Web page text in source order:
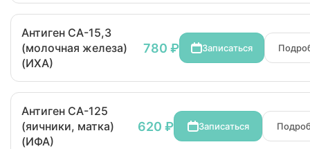
Антиген СА-15,3
(молочная железа)
(ИХА)
780 ₽ Записаться
Антиген СА-125
(яичники, матка)
(ИФА)
620 ₽ Записаться